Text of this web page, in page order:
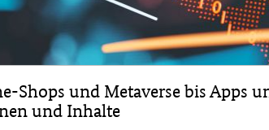
Shops und Metaverse bis Apps
und Inhalte